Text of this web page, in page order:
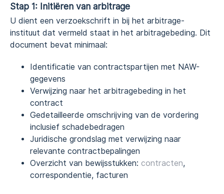
Stap 1: Initiëren van arbitrage
U dient een verzoekschrift in bij het arbitrage-
instituut dat vermeld staat in het arbitragebeding. Dit
document bevat minimaal:
Identificatie van contractspartijen met NAW-
gegevens
Verwijzing naar het arbitragebeding in het
contract
Gedetailleerde omschrijving van de vordering
inclusief schadebedragen
Juridische grondslag met verwijzing naar
relevante contractbepalingen
Overzicht van bewijsstukken: contracten,
correspondentie, facturen